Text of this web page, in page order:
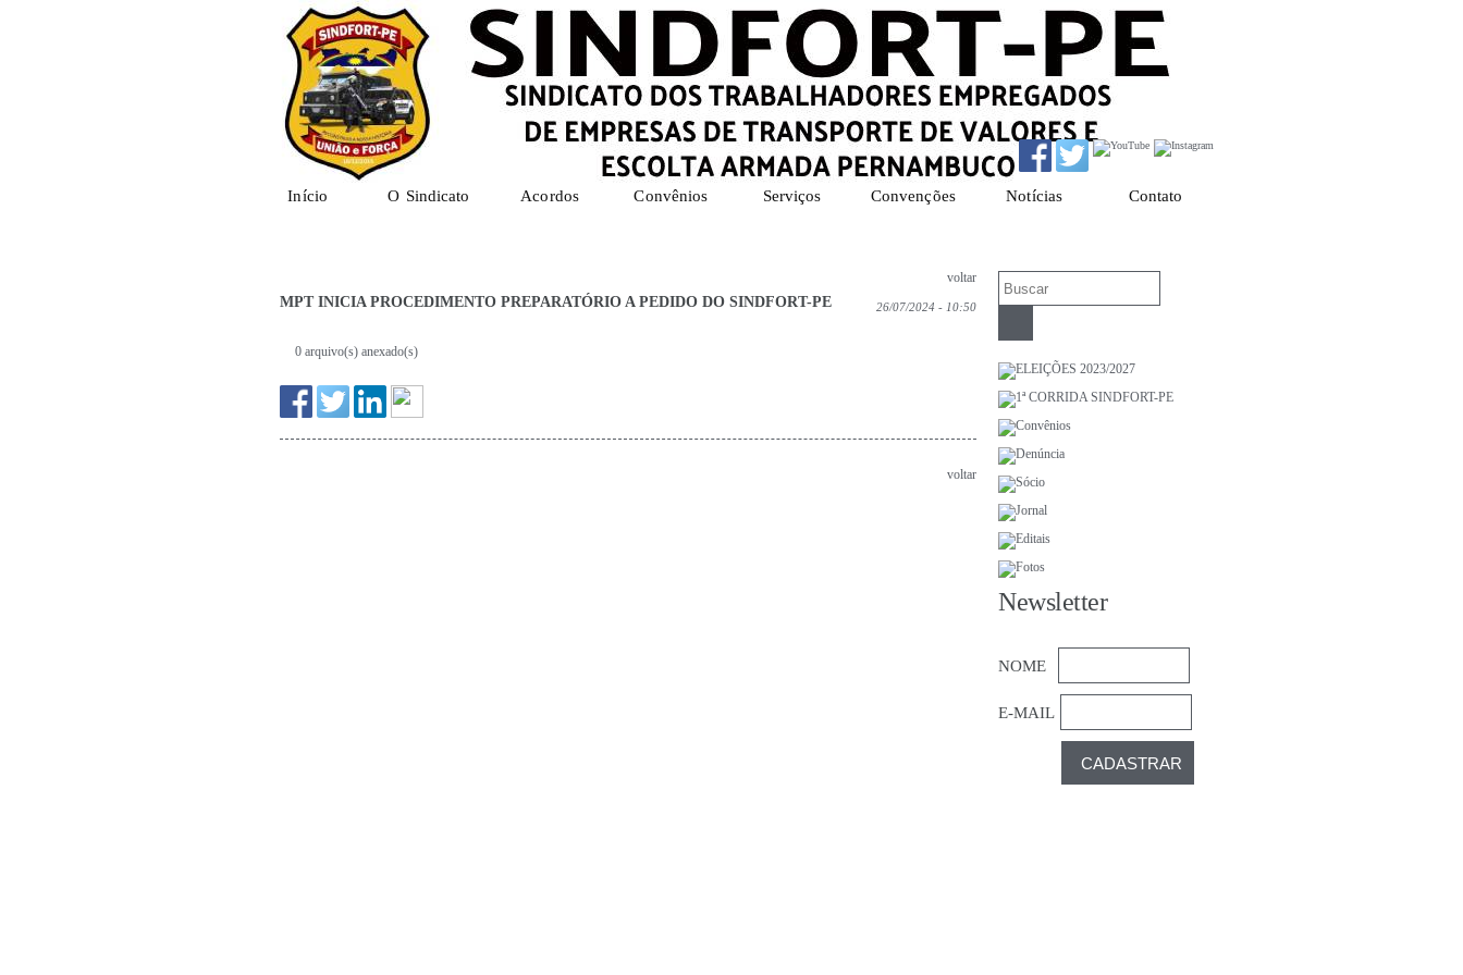
Início O Sindicato Acordos Convênios Serviços Convenções Notícias Contato
voltar
MPT INICIA PROCEDIMENTO PREPARATÓRIO A PEDIDO DO SINDFORT-PE 26/07/2024 - 10:50
0 arquivo(s) anexado(s)
voltar
Newsletter
NOME
E-MAIL